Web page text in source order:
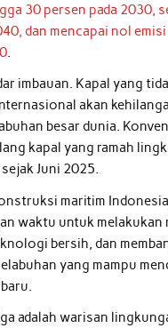
30 persen pada 2030,
dan mencapai nol
.
imbauan. Kapal yang
akan
besar dunia.
kapal yang ramah
Juni 2025.
maritim
waktu untuk melakukan
bersih, dan
yang mampu
adalah warisan